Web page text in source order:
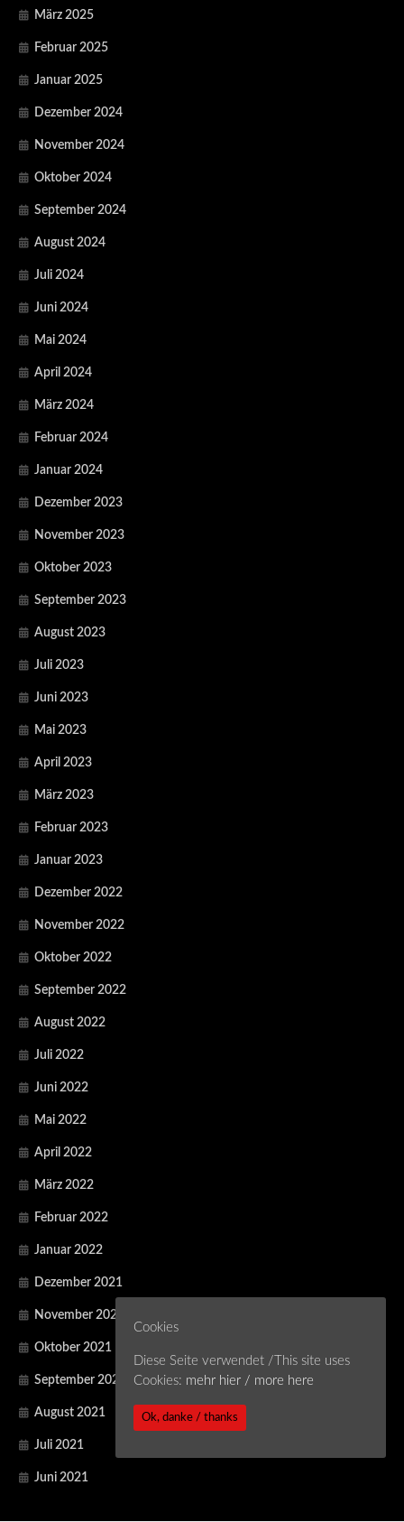
März 2025
Februar 2025
Januar 2025
Dezember 2024
November 2024
Oktober 2024
September 2024
August 2024
Juli 2024
Juni 2024
Mai 2024
April 2024
März 2024
Februar 2024
Januar 2024
Dezember 2023
November 2023
Oktober 2023
September 2023
August 2023
Juli 2023
Juni 2023
Mai 2023
April 2023
März 2023
Februar 2023
Januar 2023
Dezember 2022
November 2022
Oktober 2022
September 2022
August 2022
Juli 2022
Juni 2022
Mai 2022
April 2022
März 2022
Februar 2022
Januar 2022
Dezember 2021
November 2021
Oktober 2021
September 2021
August 2021
Juli 2021
Juni 2021
Cookies
Diese Seite verwendet /This site uses
Cookies: mehr hier / more here
Ok, danke / thanks